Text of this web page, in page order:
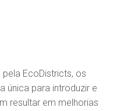
EcoDistricts, os
única para introduzir e
resultar em melhorias